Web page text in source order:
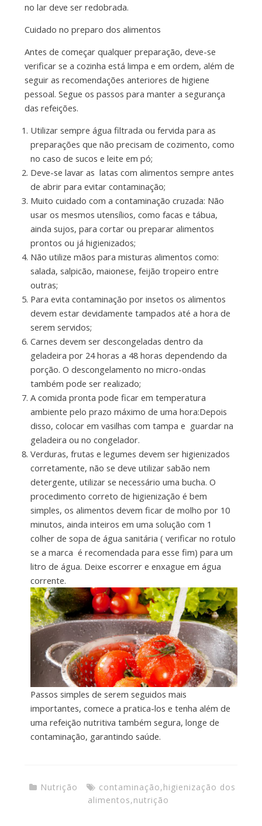
no lar deve ser redobrada.
Cuidado no preparo dos alimentos
Antes de começar qualquer preparação, deve-se
verificar se a cozinha está limpa e em ordem, além de
seguir as recomendações anteriores de higiene
pessoal. Segue os passos para manter a segurança
das refeições.
Utilizar sempre água filtrada ou fervida para as
preparações que não precisam de cozimento, como
no caso de sucos e leite em pó;
Deve-se lavar as latas com alimentos sempre antes
de abrir para evitar contaminação;
Muito cuidado com a contaminação cruzada: Não
usar os mesmos utensílios, como facas e tábua,
ainda sujos, para cortar ou preparar alimentos
prontos ou já higienizados;
Não utilize mãos para misturas alimentos como:
salada, salpicão, maionese, feijão tropeiro entre
outras;
Para evita contaminação por insetos os alimentos
devem estar devidamente tampados até a hora de
serem servidos;
Carnes devem ser descongeladas dentro da
geladeira por 24 horas a 48 horas dependendo da
porção. O descongelamento no micro-ondas
também pode ser realizado;
A comida pronta pode ficar em temperatura
ambiente pelo prazo máximo de uma hora:Depois
disso, colocar em vasilhas com tampa e guardar na
geladeira ou no congelador.
Verduras, frutas e legumes devem ser higienizados
corretamente, não se deve utilizar sabão nem
detergente, utilizar se necessário uma bucha. O
procedimento correto de higienização é bem
simples, os alimentos devem ficar de molho por 10
minutos, ainda inteiros em uma solução com 1
colher de sopa de água sanitária ( verificar no rotulo
se a marca é recomendada para esse fim) para um
litro de água. Deixe escorrer e enxague em água
corrente.
Passos simples de serem seguidos mais
importantes, comece a pratica-los e tenha além de
uma refeição nutritiva também segura, longe de
contaminação, garantindo saúde.
Nutrição contaminação,higienização dos
alimentos,nutrição